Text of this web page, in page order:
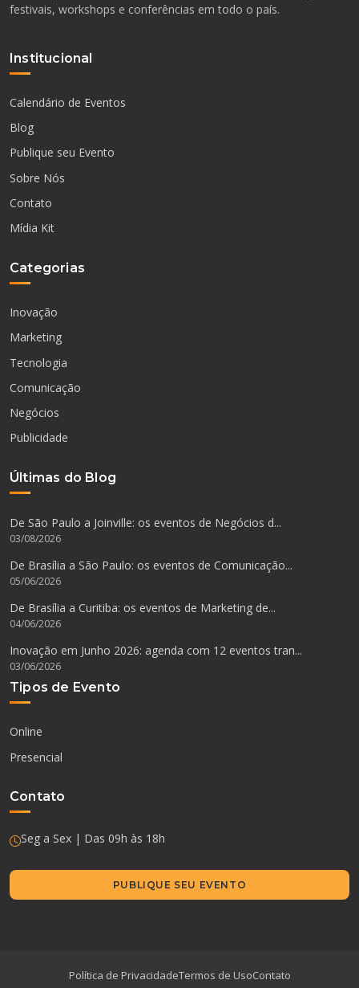
festivais, workshops e conferências em todo o país.
Institucional
Calendário de Eventos
Blog
Publique seu Evento
Sobre Nós
Contato
Mídia Kit
Categorias
Inovação
Marketing
Tecnologia
Comunicação
Negócios
Publicidade
Últimas do Blog
De São Paulo a Joinville: os eventos de Negócios d...
03/08/2026
De Brasília a São Paulo: os eventos de Comunicação...
05/06/2026
De Brasília a Curitiba: os eventos de Marketing de...
04/06/2026
Inovação em Junho 2026: agenda com 12 eventos tran...
03/06/2026
Tipos de Evento
Online
Presencial
Contato
Seg a Sex | Das 09h às 18h
PUBLIQUE SEU EVENTO
Política de PrivacidadeTermos de UsoContato